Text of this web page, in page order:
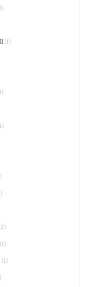
(1)
(1)